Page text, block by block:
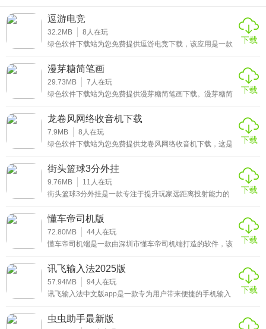
逗游电竞
32.2MB 8 人在玩
绿色软件下载站为您免费提供逗游电竞下载，该应用是一款
社区互动、工具辅助等功能于一体，致力于为广大电竞爱好
者打造便捷、全面的电竞体验。用户可通过平台获取最新的
电竞动态、热门赛事实时战况，与志同道合的玩家交流心
得，还能借助内置工具提升游戏技巧，满足从新手到资深玩
下载
漫芽糖简笔画
29.73MB 7 人在玩
绿色软件下载站为您免费提供漫芽糖简笔画下载。漫芽糖简
明了的线条教学和大量生动有趣的案例，让绘画变得触手可
及。无论您是年幼的孩子初次尝试涂鸦，还是忙碌的成年人
寻找解压的创意出口，或是教育工作者需要课堂素材，这款
应用都能提供友好直观的体验。
下载
龙卷风网络收音机下载
7.9MB 8 人在玩
绿色软件下载站为您免费提供龙卷风网络收音机下载，这是
台，用户可以随时随地畅享丰富的音乐、新闻和娱乐节目。
龙卷风网络收音机界面简洁，操作便捷，无需复杂的设置即
可快速上手。其稳定的播放性能和高清音质，为用户带来优
质的听觉体验。
下载
街头篮球3分外挂
9.76MB 11 人在玩
街头篮球3分外挂是一款专注于提升玩家远距离投射能力的
分析、自定义按键映射及反检测机制。软件采用轻量化设
计，运行时占用系统资源低于5%，并提供多语言支持。用户
可通过热键快速启用/禁用功能，避免影响正常游戏体验。
下载
懂车帝司机版
72.80MB 44人在玩
懂车帝司机端是一款由深圳市懂车帝司机端打造的软件，该
单，接单，收款，下单等等功能服务。同时，通过该软件司
机师傅可以很方便的接单赚钱，实时查看订单状态，及时接
单，一键呼叫客服，并且还有单独抢单、领取订单功能，让
司机师傅不再为赚钱而发愁。在这里接单赚钱可以在线挑选
下载
讯飞输入法2025版
57.94MB 94人在玩
讯飞输入法中文版app是一款专为用户带来便捷的手机输入
你的打字更加的方便，让用户打字不在那么困难，甚至还能
帮助你学习输入法，非常的实用，感兴趣的朋友欢迎下载体
下载
虫虫助手最新版